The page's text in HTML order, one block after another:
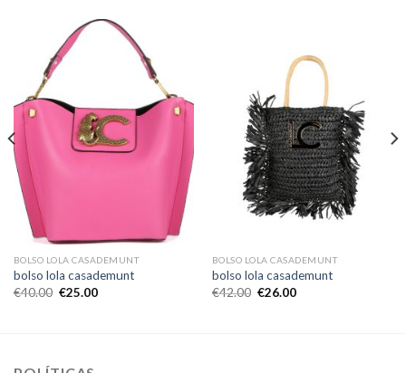
BOLSO LOLA CASADEMUNT
bolso lola casademunt
€40.00 €25.00
BOLSO LOLA CASADEMUNT
bolso lola casademunt
€42.00 €26.00